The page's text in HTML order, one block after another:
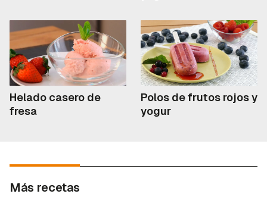
Helado casero de
fresa
Polos de frutos rojos y
yogur
Más recetas